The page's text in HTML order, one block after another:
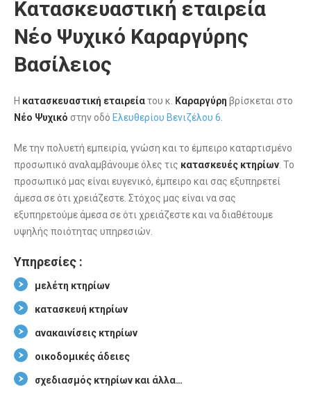
Κατασκευαστική εταιρεία
Νέο Ψυχικό Καραργύρης
Βασίλειος
Η κατασκευαστική εταιρείατου κ. Καραργύρη βρίσκεται στο
Νέο Ψυχικό στην οδό Ελευθερίου Βενιζέλου 6.
Με την πολυετή εμπειρία, γνώση και το έμπειρο καταρτισμένο
προσωπικό αναλαμβάνουμε όλες τις κατασκευές κτηρίων. Το
προσωπικό μας είναι ευγενικό, έμπειρο και σας εξυπηρετεί
άμεσα σε ότι χρειάζεστε. Στόχος μας είναι να σας
εξυπηρετούμε άμεσα σε ότι χρειάζεστε και να διαθέτουμε
υψηλής ποιότητας υπηρεσιών.
Υπηρεσίες :
μελέτη κτηρίων
κατασκευή κτηρίων
ανακαινίσεις κτηρίων
οικοδομικές άδειες
σχεδιασμός κτηρίων και άλλα…